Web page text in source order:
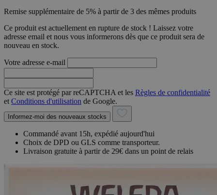
Remise supplémentaire de 5% à partir de 3 des mêmes produits
Ce produit est actuellement en rupture de stock ! Laissez votre
adresse email et nous vous informerons dès que ce produit sera de
nouveau en stock.
Votre adresse e-mail
Ce site est protégé par reCAPTCHA et les Règles de confidentialité
et Conditions d'utilisation de Google.
Informez-moi des nouveaux stocks
Commandé avant 15h, expédié aujourd'hui
Choix de DPD ou GLS comme transporteur.
Livraison gratuite à partir de 29€ dans un point de relais